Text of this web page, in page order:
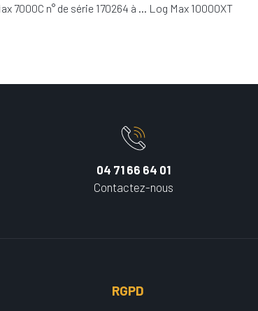
7000C n° de série 170264 à … Log Max 10000XT
04 71 66 64 01
Contactez-nous
RGPD